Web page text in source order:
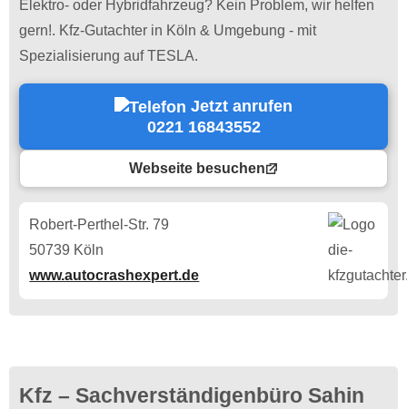
Elektro- oder Hybridfahrzeug? Kein Problem, wir helfen
gern!. Kfz-Gutachter in Köln & Umgebung - mit
Spezialisierung auf TESLA.
Jetzt anrufen
0221 16843552
Webseite besuchen
Robert-Perthel-Str. 79
50739 Köln
www.autocrashexpert.de
Kfz – Sachverständigenbüro Sahin